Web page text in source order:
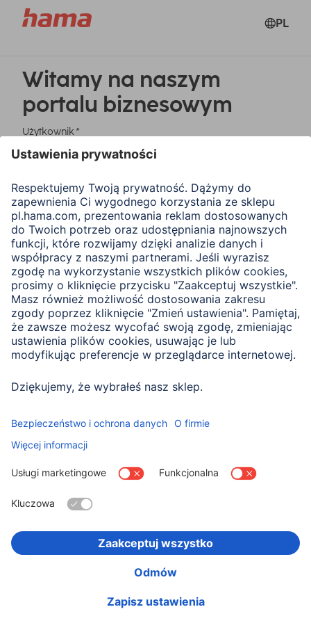
PL
Witamy na naszym
portalu biznesowym
Użytkownik*
Haslo*
Zapamiętaj mnie Zapamiętaj hasło
Zaloguj się
Zapomniałeś hasła
Nowy? Zapytanie o login Kontakt
Deklaracja dostępności
business.pl.hama.com